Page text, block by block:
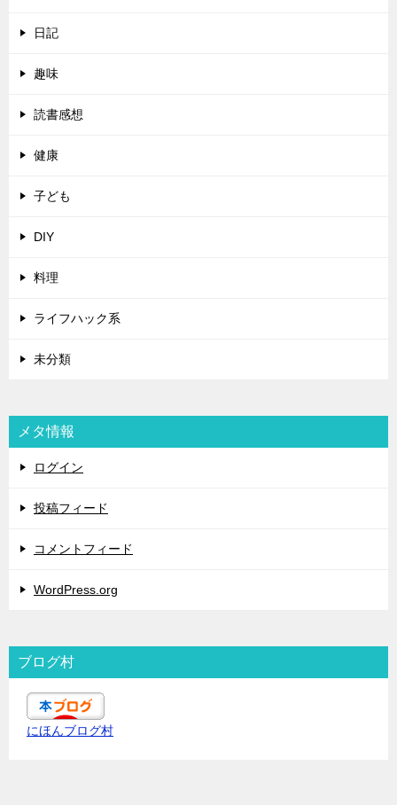
日記
趣味
読書感想
健康
子ども
DIY
料理
ライフハック系
未分類
メタ情報
ログイン
投稿フィード
コメントフィード
WordPress.org
ブログ村
にほんブログ村